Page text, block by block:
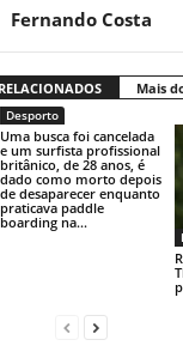
Fernando Costa
Mais
Desporto
Uma busca foi cancelada
e um surfista profissional
britânico, de 28 anos, é
dado como morto depois
de desaparecer enquanto
praticava paddle
boarding na...